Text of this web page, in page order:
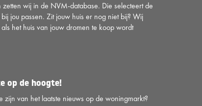
wij in de NVM-database. Die selecteert de
jou passen. Zit jouw huis er nog niet bij? Wij
het huis van jouw dromen te koop wordt
op de hoogte!
zijn van het laatste nieuws op de woningmarkt?